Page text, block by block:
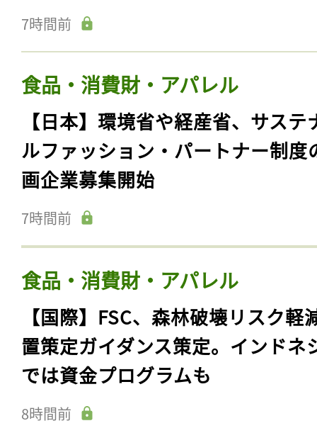
7時間前
食品・消費財・アパレル
【日本】環境省や経産省、サステ
ルファッション・パートナー制度
画企業募集開始
7時間前
食品・消費財・アパレル
【国際】FSC、森林破壊リスク軽
置策定ガイダンス策定。インドネ
では資金プログラムも
8時間前